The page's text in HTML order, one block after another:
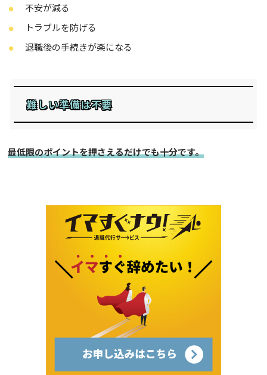
不安が減る
トラブルを防げる
退職後の手続きが楽になる
難しい準備は不要
最低限のポイントを押さえるだけでも十分です。